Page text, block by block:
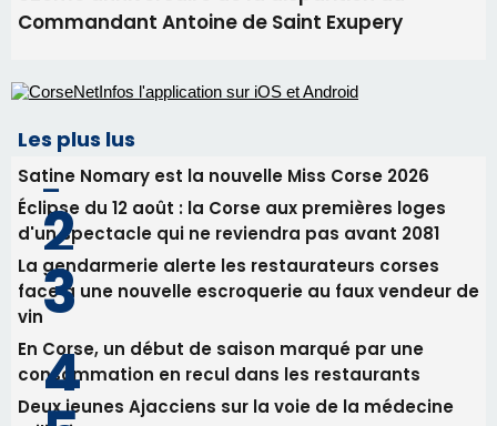
d'un spectacle qui ne reviendra pas avant 2081
face à une nouvelle escroquerie au faux vendeur de
En Corse, un début de saison marqué par une
consommation en recul dans les restaurants
Deux jeunes Ajacciens sur la voie de la médecine
militaire
Newsletter
Inscrivez-vous à la newsletter de CNI et recevez par
email les infos les plus importantes et une sélection de
nos meilleurs articles